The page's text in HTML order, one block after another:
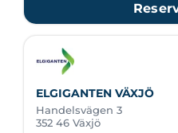
ELGIGANTEN VÄXJÖ
Handelsvägen 3
352 46 Växjö